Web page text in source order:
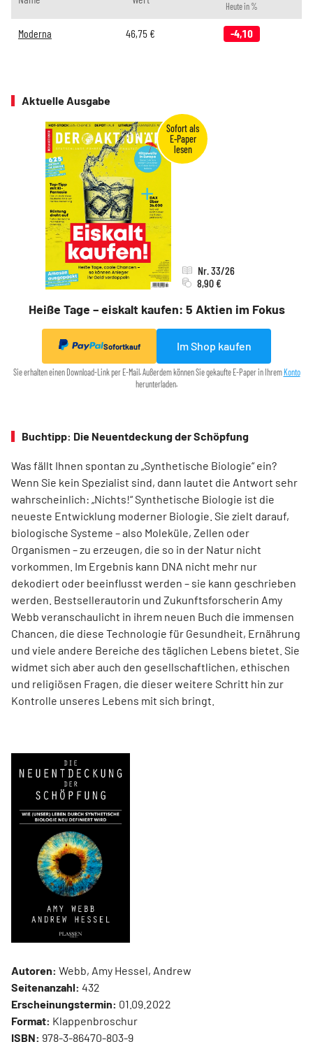
Heute in %
Moderna 46,75 € -4,10
Aktuelle Ausgabe
Heiße Tage – eiskalt kaufen: 5 Aktien im Fokus
Nr. 33/26
8,90 €
Sofortkauf Im Shop kaufen
Sie erhalten einen Download-Link per E-Mail. Außerdem können Sie gekaufte E-Paper in Ihrem Konto
herunterladen.
Buchtipp: Die Neuentdeckung der Schöpfung
Was fällt Ihnen spontan zu „Synthetische Biologie“ ein?
Wenn Sie kein Spezia­list sind, dann lautet die Antwort sehr
wahrscheinlich: „Nichts!“ Synthetische Biologie ist die
neueste Entwicklung moderner Biologie. Sie zielt darauf,
biologische Systeme – also Moleküle, Zellen oder
Organismen – zu erzeugen, die so in der Natur nicht
vorkommen. Im Ergebnis kann DNA nicht mehr nur
dekodiert oder beeinflusst werden – sie kann geschrieben
werden. Best­sellerautorin und Zukunftsforscherin Amy
Webb veranschaulicht in ihrem neuen Buch die immensen
Chancen, die diese Technologie für Gesundheit, Ernährung
und viele andere Bereiche des täglichen Lebens bietet. Sie
widmet sich aber auch den gesellschaftlichen, ethischen
und religiösen Fragen, die dieser weitere Schritt hin zur
Kontrolle unseres Lebens mit sich bringt.
Autoren: Webb, Amy Hessel, Andrew
Seitenanzahl: 432
Erscheinungstermin: 01.09.2022
Format: Klappenbroschur
ISBN: 978-3-86470-803-9